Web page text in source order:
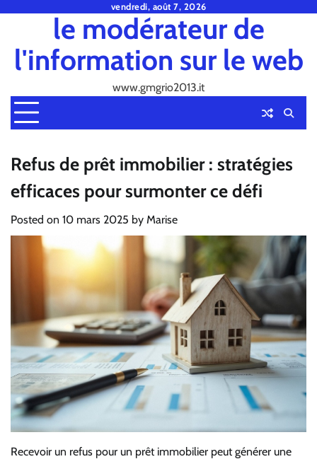
vendredi, août 7, 2026
le modérateur de
l'information sur le web
www.gmgrio2013.it
Refus de prêt immobilier : stratégies
efficaces pour surmonter ce défi
Posted on 10 mars 2025 by Marise
Recevoir un refus pour un prêt immobilier peut générer une